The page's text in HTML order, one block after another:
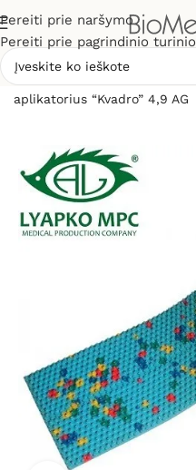
Pereiti prie naršymo
Pereiti prie pagrindinio turinio
aplikatorius “Kvadro” 4,9 AG